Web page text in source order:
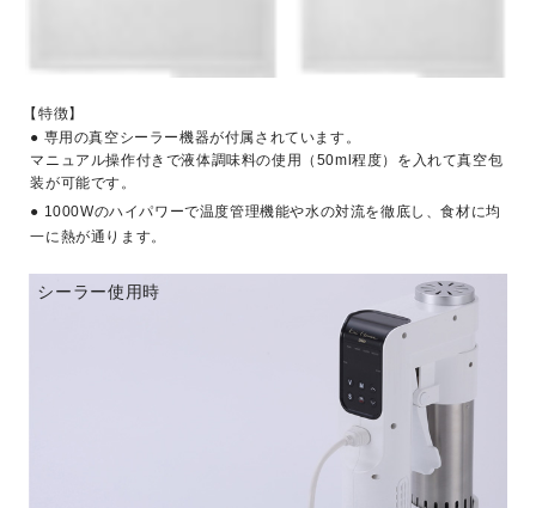
【特徴】
専用の真空シーラー機器が付属されています。
マニュアル操作付きで液体調味料の使用（50ml程度）を入れて真空包
装が可能です。
1000Wのハイパワーで温度管理機能や水の対流を徹底し、食材に均
一に熱が通ります。
シーラー使用時